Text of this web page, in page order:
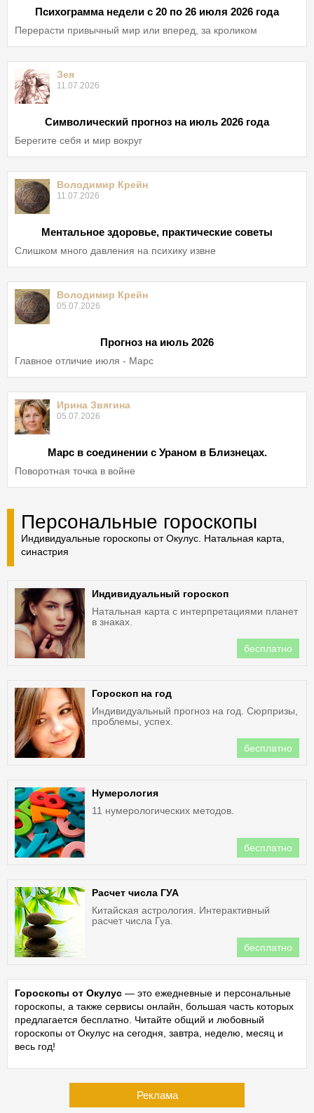
Психограмма недели с 20 по 26 июля 2026 года
Перерасти привычный мир или вперед, за кроликом
Зея
11.07.2026
Символический прогноз на июль 2026 года
Берегите себя и мир вокруг
Володимир Крейн
11.07.2026
Ментальное здоровье, практические советы
Слишком много давления на психику извне
Володимир Крейн
05.07.2026
Прогноз на июль 2026
Главное отличие июля - Марс
Ирина Звягина
05.07.2026
Марс в соединении с Ураном в Близнецах.
Поворотная точка в войне
Персональные гороскопы
Индивидуальные гороскопы от Окулус. Натальная карта,
синастрия
Индивидуальный гороскоп
Натальная карта с интерпретациями планет
в знаках.
бесплатно
Гороскоп на год
Индивидуальный прогноз на год. Сюрпризы,
проблемы, успех.
бесплатно
Нумерология
11 нумерологических методов.
бесплатно
Расчет числа ГУА
Китайская астрология. Интерактивный
расчет числа Гуа.
бесплатно
Гороскопы от Окулус — это ежедневные и персональные
гороскопы, а также сервисы онлайн, большая часть которых
предлагается бесплатно. Читайте общий и любовный
гороскопы от Окулус на сегодня, завтра, неделю, месяц и
весь год!
Реклама